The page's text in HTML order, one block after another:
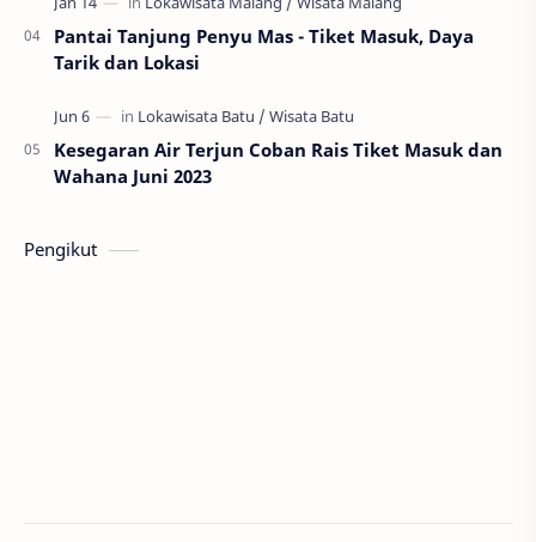
Pantai Tanjung Penyu Mas - Tiket Masuk, Daya
Tarik dan Lokasi
Kesegaran Air Terjun Coban Rais Tiket Masuk dan
Wahana Juni 2023
Pengikut